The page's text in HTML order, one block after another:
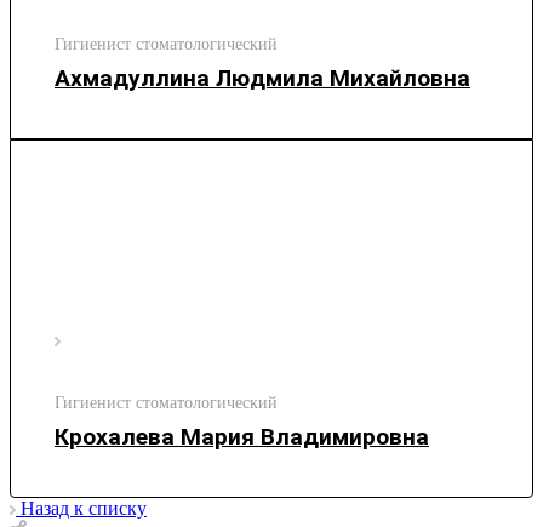
Гигиенист стоматологический
Ахмадуллина Людмила Михайловна
Гигиенист стоматологический
Крохалева Мария Владимировна
Назад к списку